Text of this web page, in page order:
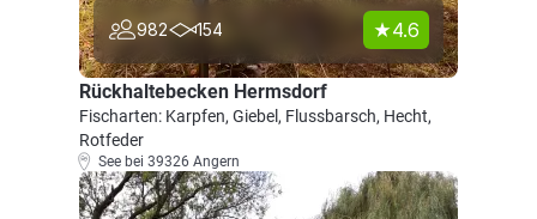
982 154 4.6
Rückhaltebecken Hermsdorf
Fischarten: Karpfen, Giebel, Flussbarsch, Hecht,
Rotfeder
See bei 39326 Angern